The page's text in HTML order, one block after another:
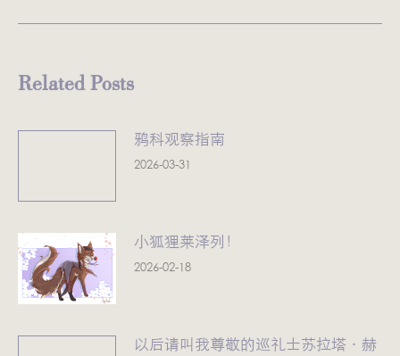
Related Posts
鸦科观察指南
2026-03-31
小狐狸莱泽列！
2026-02-18
以后请叫我尊敬的巡礼士苏拉塔·赫